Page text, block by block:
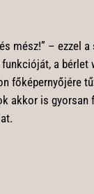
mész!” – ezzel a
a bérlet
főképernyőjére
akkor is gyorsan